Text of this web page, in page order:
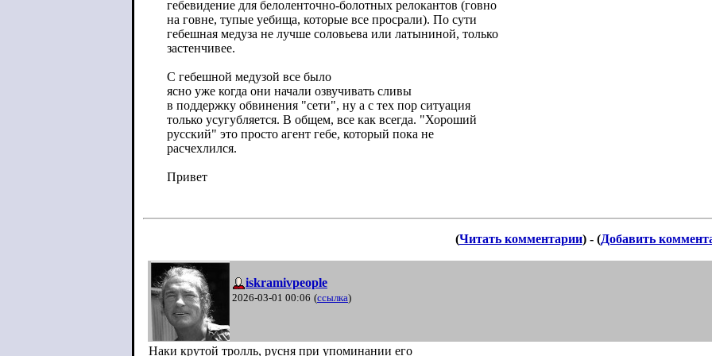
гебевидение для белоленточно-болотных релокантов (говно
на говне, тупые уебища, которые все просрали). По сути
гебешная медуза не лучше соловьева или латыниной, только
застенчивее.
С гебешной медузой все было
ясно уже когда они начали озвучивать сливы
в поддержку обвинения "сети", ну а с тех пор ситуация
только усугубляется. В общем, все как всегда. "Хороший
русский" это просто агент гебе, который пока не
расчехлился.
Привет
(Читать комментарии) - (Добавить
iskramivpeople
2026-03-01 00:06 (ссылка)
Наки крутой тролль, русня при упоминании его